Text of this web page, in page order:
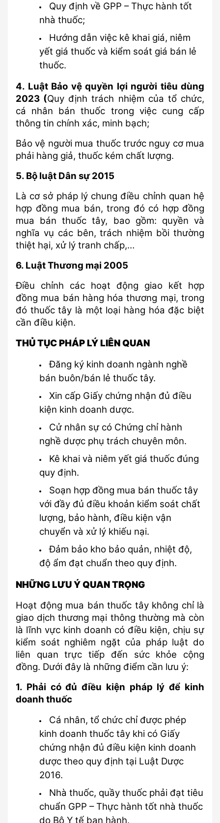
Quy định về GPP – Thực hành tốt
nhà thuốc;
Hướng dẫn việc kê khai giá, niêm
yết giá thuốc và kiểm soát giá bán lẻ
thuốc.
4. Luật Bảo vệ quyền lợi người tiêu dùng
2023 (Quy định trách nhiệm của tổ chức,
cá nhân bán thuốc trong việc cung cấp
thông tin chính xác, minh bạch;
Bảo vệ người mua thuốc trước nguy cơ mua
phải hàng giả, thuốc kém chất lượng.
5. Bộ luật Dân sự 2015
Là cơ sở pháp lý chung điều chỉnh quan hệ
hợp đồng mua bán, trong đó có hợp đồng
mua bán thuốc tây, bao gồm: quyền và
nghĩa vụ các bên, trách nhiệm bồi thường
thiệt hại, xử lý tranh chấp,…
6. Luật Thương mại 2005
Điều chỉnh các hoạt động giao kết hợp
đồng mua bán hàng hóa thương mại, trong
đó thuốc tây là một loại hàng hóa đặc biệt
cần điều kiện.
THỦ TỤC PHÁP LÝ LIÊN QUAN
Đăng ký kinh doanh ngành nghề
bán buôn/bán lẻ thuốc tây.
Xin cấp Giấy chứng nhận đủ điều
kiện kinh doanh dược.
Cử nhân sự có Chứng chỉ hành
nghề dược phụ trách chuyên môn.
Kê khai và niêm yết giá thuốc đúng
quy định.
Soạn hợp đồng mua bán thuốc tây
với đầy đủ điều khoản kiểm soát chất
lượng, bảo hành, điều kiện vận
chuyển và xử lý khiếu nại.
Đảm bảo kho bảo quản, nhiệt độ,
độ ẩm đạt chuẩn theo quy định.
NHỮNG LƯU Ý QUAN TRỌNG
Hoạt động mua bán thuốc tây không chỉ là
giao dịch thương mại thông thường mà còn
là lĩnh vực kinh doanh có điều kiện, chịu sự
kiểm soát nghiêm ngặt của pháp luật do
liên quan trực tiếp đến sức khỏe cộng
đồng. Dưới đây là những điểm cần lưu ý:
1. Phải có đủ điều kiện pháp lý để kinh
doanh thuốc
Cá nhân, tổ chức chỉ được phép
kinh doanh thuốc tây khi có Giấy
chứng nhận đủ điều kiện kinh doanh
dược theo quy định tại Luật Dược
2016.
Nhà thuốc, quầy thuốc phải đạt tiêu
chuẩn GPP – Thực hành tốt nhà thuốc
do Bộ Y tế ban hành.